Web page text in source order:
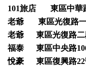
101旅店 東區中華
老爺 東區光復路一
老爺 東區光復路二
福泰 東區中央路
悅豪 東區復興路22